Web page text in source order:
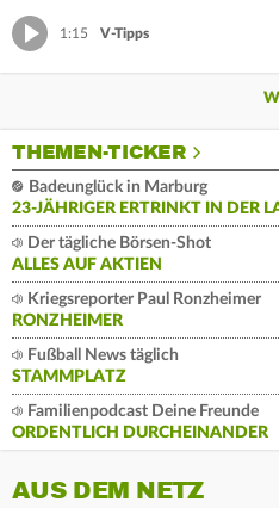
1:15 V-Tipps
THEMEN-TICKER
Badeunglück in Marburg
23-JÄHRIGER ERTRINKT IN DER
Der tägliche Börsen-Shot
ALLES AUF AKTIEN
Kriegsreporter Paul Ronzheimer
RONZHEIMER
Fußball News täglich
STAMMPLATZ
Familienpodcast Deine Freunde
ORDENTLICH DURCHEINANDER
AUS DEM NETZ